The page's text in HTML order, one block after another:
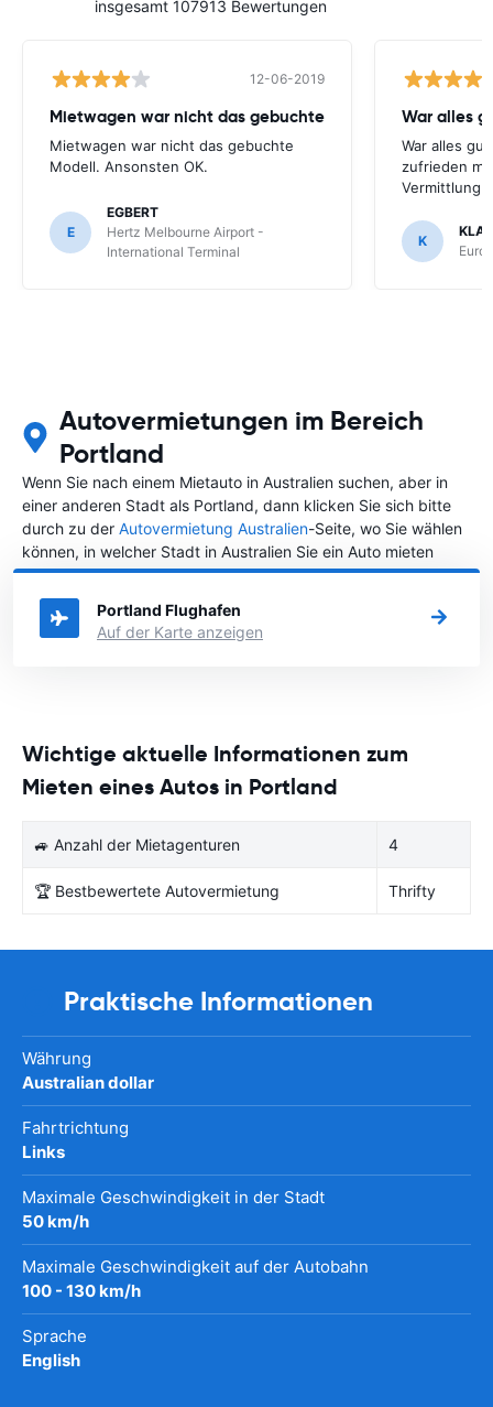
insgesamt 107913 Bewertungen
12-06-2019
Mietwagen war nicht das gebuchte
Mietwagen war nicht das gebuchte
Modell. Ansonsten OK.
E
EGBERT
Hertz Melbourne Airport -
International Terminal
War alles
War alles
zufrieden
Vermittlung
K
Autovermietungen im Bereich
Portland
Wenn Sie nach einem Mietauto in Australien suchen, aber in
einer anderen Stadt als Portland, dann klicken Sie sich bitte
durch zu der Autovermietung Australien-Seite, wo Sie wählen
können, in welcher Stadt in Australien Sie ein Auto mieten
möchten.
Portland Flughafen
Auf der Karte anzeigen
Wichtige aktuelle Informationen zum
Mieten eines Autos in Portland
🚙 Anzahl der Mietagenturen 4
🏆 Bestbewertete Autovermietung Thrifty
Praktische Informationen
Währung
Australian dollar
Fahrtrichtung
Links
Maximale Geschwindigkeit in der Stadt
50 km/h
Maximale Geschwindigkeit auf der Autobahn
100 - 130 km/h
Sprache
English